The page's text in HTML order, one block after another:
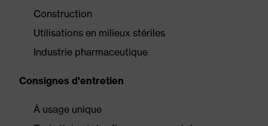
Construction
Utilisations en milieux stériles
Industrie pharmaceutique
Consignes d'entretien
À usage unique